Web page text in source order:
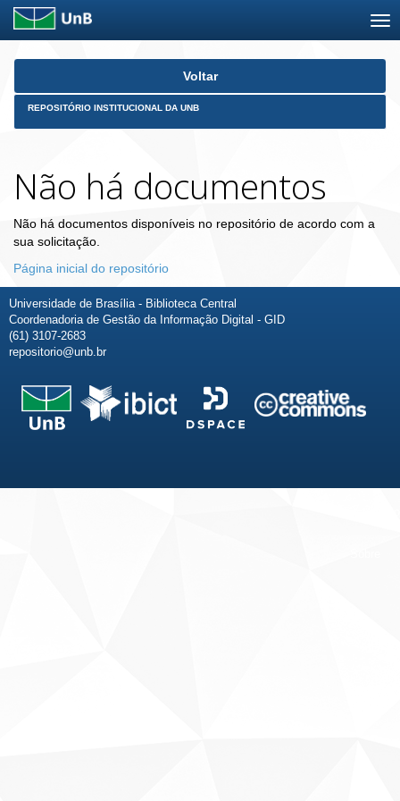
Skip
Voltar
REPOSITÓRIO INSTITUCIONAL DA UNB
Não há documentos
Não há documentos disponíveis no repositório de acordo com a
sua solicitação.
Página inicial do repositório
Universidade de Brasília - Biblioteca Central
Coordenadoria de Gestão da Informação Digital - GID
(61) 3107-2683
repositorio@unb.br